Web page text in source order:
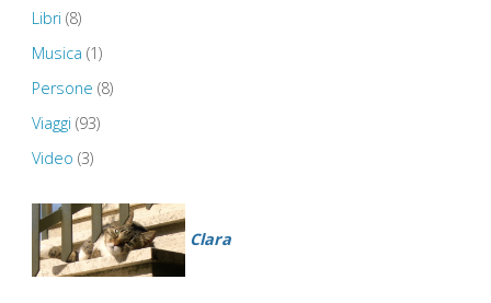
Libri (8)
Musica (1)
Persone (8)
Viaggi (93)
Video (3)
Clara